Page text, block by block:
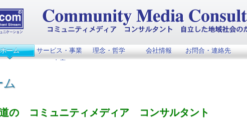
ホーム
サービス・事業
内容
理念・哲学 会社情報 お問合・連絡先
ム
の コミュニティメディア コンサルタント